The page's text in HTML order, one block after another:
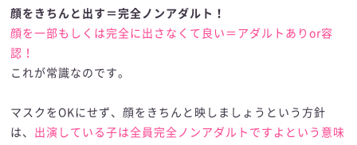
顔をきちんと出す＝完全ノンアダルト！
顔を一部もしくは完全に出さなくて良い＝アダルトありor容
認！
これが常識なのです。
マスクをOKにせず、顔をきちんと映しましょうという方針
は、 出演している子は全員完全ノンアダルトですよという意味